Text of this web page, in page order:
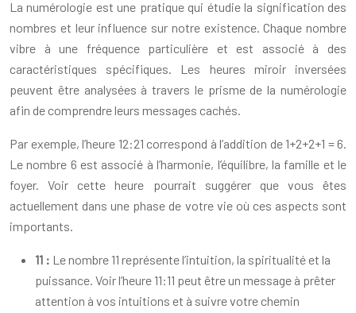
La numérologie est une pratique qui étudie la signification des
nombres et leur influence sur notre existence. Chaque nombre
vibre à une fréquence particulière et est associé à des
caractéristiques spécifiques. Les heures miroir inversées
peuvent être analysées à travers le prisme de la numérologie
afin de comprendre leurs messages cachés.
Par exemple, l’heure 12:21 correspond à l’addition de 1+2+2+1 = 6.
Le nombre 6 est associé à l’harmonie, l’équilibre, la famille et le
foyer. Voir cette heure pourrait suggérer que vous êtes
actuellement dans une phase de votre vie où ces aspects sont
importants.
11 : Le nombre 11 représente l’intuition, la spiritualité et la
puissance. Voir l’heure 11:11 peut être un message à prêter
attention à vos intuitions et à suivre votre chemin